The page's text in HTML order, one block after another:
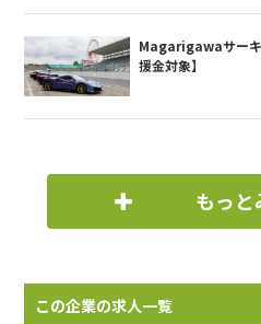
Magarigawaサーキ
援金対象】
もっと
この企業の求人一覧